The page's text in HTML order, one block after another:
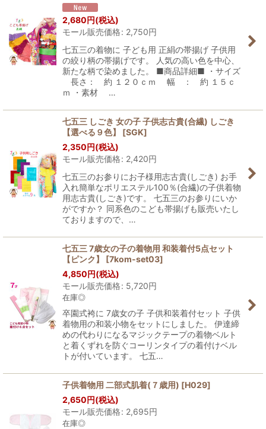
2,680円(税込)
モール販売価格: 2,750円
七五三の着物に 子ども用 正絹の帯揚げ 子供用
の絞り柄の帯揚げです。 人気の高い色を中心、
新たな柄で染めました。 ■商品詳細■ ・サイズ
長さ： 約 １２０ｃｍ 幅 ： 約 １５ｃ
ｍ ・素材 …
七五三 しごき 女の子 子供志古貴(合繊) しごき
【選べる９色】
[SGK]
2,350円(税込)
モール販売価格: 2,420円
七五三のお参りにお子様用志古貴(しごき) お手
入れ簡単なポリエステル100％(合繊)の子供着物
用志古貴(しごき)です。 七五三のお参りにいか
がですか？ 同系色のこども帯揚げも販売いたし
ておりますので、…
七五三 7歳女の子の着物用 和装着付5点セット
【ピンク】
[7kom-set03]
4,850円(税込)
モール販売価格: 5,720円
在庫◎
卒園式袴に 7歳女の子 子供和装着付セット 子供
着物用の和装小物をセットにしました。 伊達締
めの代わりになるマジックテープの着物ベルト
と着くずれを防ぐコーリンタイプの着付けベル
トが付いています。 七五…
子供着物用 二部式肌着(７歳用) [H029]
2,650円(税込)
モール販売価格: 2,695円
在庫◎